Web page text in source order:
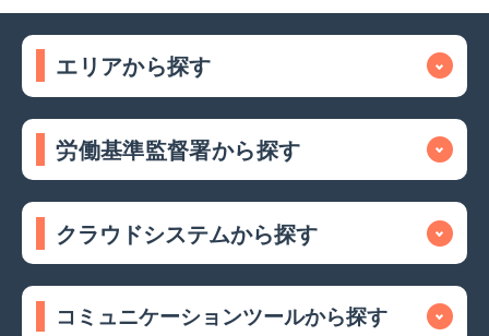
エリアから探す
労働基準監督署から探す
クラウドシステムから探す
コミュニケーションツールから探す